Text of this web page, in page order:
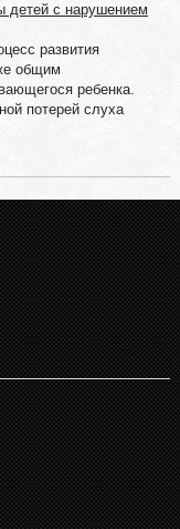
детей с нарушением
развития
общим
ребенка.
потерей слуха